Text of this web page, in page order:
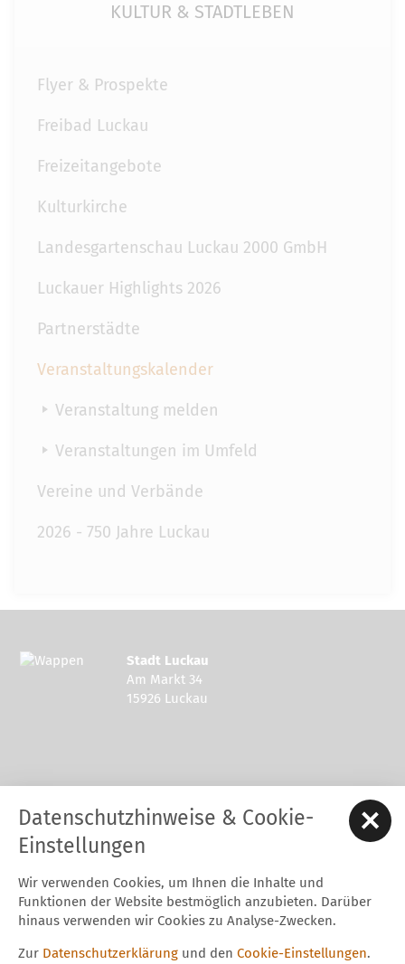
KULTUR & STADTLEBEN
Flyer & Prospekte
Freibad Luckau
Freizeitangebote
Kulturkirche
Landesgartenschau Luckau 2000 GmbH
Luckauer Highlights 2026
Partnerstädte
Veranstaltungskalender
Veranstaltung melden
Veranstaltungen im Umfeld
Vereine und Verbände
2026 - 750 Jahre Luckau
Stadt Luckau
Am Markt 34
15926 Luckau
Tel.: 03544 - 594 0
Fax: 03544 - 2948
E-Mail:stadt@luckau.de
Start Karriere Kontakt Datenschutz
Impressum
Barrierefreiheitserklärung
Intern
Datenschutzhinweise & Cookie-
Einstellungen
Wir verwenden Cookies, um Ihnen die Inhalte und
Funktionen der Website bestmöglich anzubieten. Darüber
hinaus verwenden wir Cookies zu Analyse-Zwecken.
Zur Datenschutzerklärung und den Cookie-Einstellungen.